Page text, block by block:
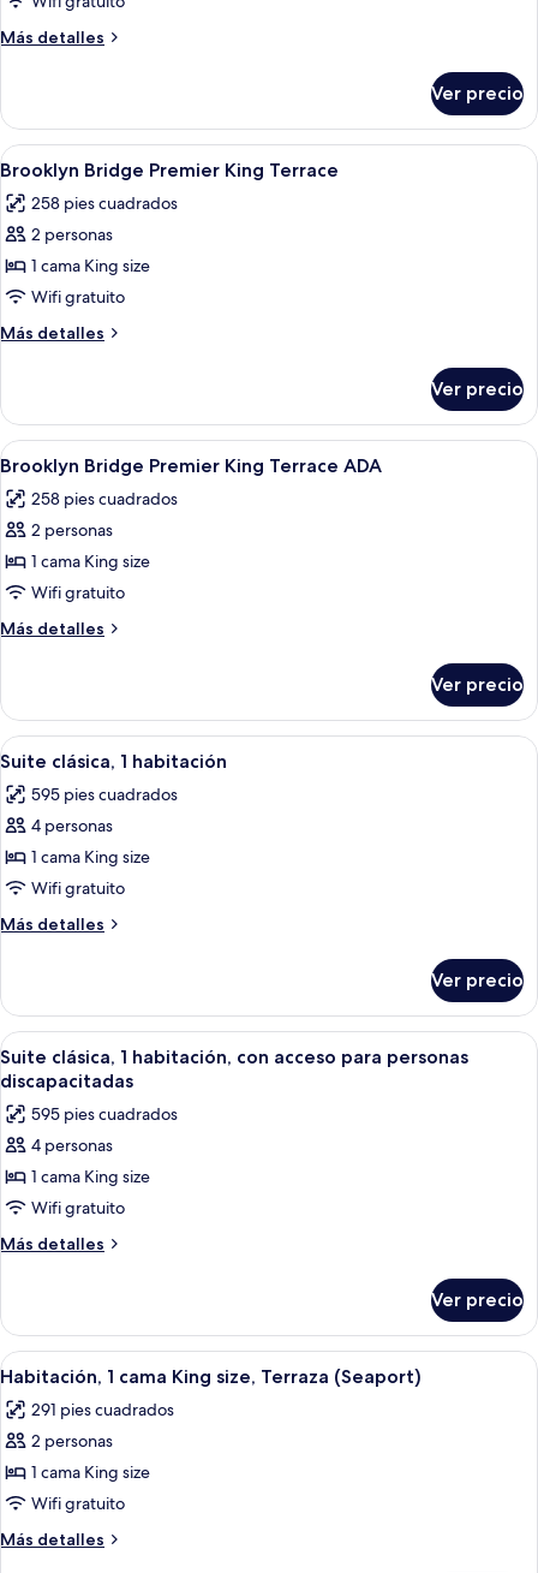
2
camas
size
Más detalles
Más
2
camas
Queen
Ver precio
Abrir
todas
las
fotos
de
Brooklyn
Bridge
Premier
Terrace
Una cama grande con estructura de
5
Brooklyn Bridge Premier King Terrace
258 pies cuadrados
2 personas
1 cama King size
Wifi gratuito
Más detalles
Más
Bridge
Premier
King
Terrace
Ver precio
Abrir
todas
las
fotos
de
Brooklyn
Bridge
Premier
Terrace
ADA
Habitación de hotel con una cama
5
Brooklyn Bridge Premier King Terrace ADA
258 pies cuadrados
2 personas
1 cama King size
Wifi gratuito
Más detalles
Más
Bridge
Premier
King
ADA
Ver precio
Abrir
todas
las
fotos
de
Suite
clásica,
1
Una habitación de hotel con una
5
Suite clásica, 1 habitación
595 pies cuadrados
4 personas
1 cama King size
Wifi gratuito
Más detalles
Más
clásica,
habitación
Ver precio
Abrir
todas
las
fotos
de
Suite
clásica,
1
acceso
para
personas
discapacitadas
Una habitación de hotel con una
5
Suite clásica, 1 habitación, con acceso para personas
discapacitadas
595 pies cuadrados
4 personas
1 cama King size
Wifi gratuito
Más detalles
Más
clásica,
habitación,
acceso
para
discapacitadas
Ver precio
Abrir
todas
las
fotos
de
Habitación,
1
cama
Habitación de hotel con una cama
6
Habitación, 1 cama King size, Terraza (Seaport)
291 pies cuadrados
2 personas
1 cama King size
Wifi gratuito
Más detalles
Más